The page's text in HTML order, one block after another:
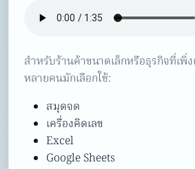
สำหรับร้านค้าขนาดเล็กหรือธุรกิจที่เพิ่
หลายคนมักเลือกใช้:
สมุดจด
เครื่องคิดเลข
Excel
Google Sheets